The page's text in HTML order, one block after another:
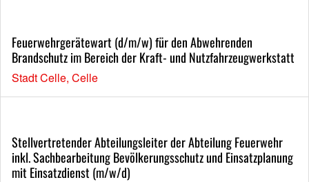
Feuerwehrgerätewart (d/m/w) für den Abwehrenden
Brandschutz im Bereich der Kraft- und Nutzfahrzeugwerkstatt
Stadt Celle, Celle
Stellvertretender Abteilungsleiter der Abteilung Feuerwehr
inkl. Sachbearbeitung Bevölkerungsschutz und Einsatzplanung
mit Einsatzdienst (m/w/d)